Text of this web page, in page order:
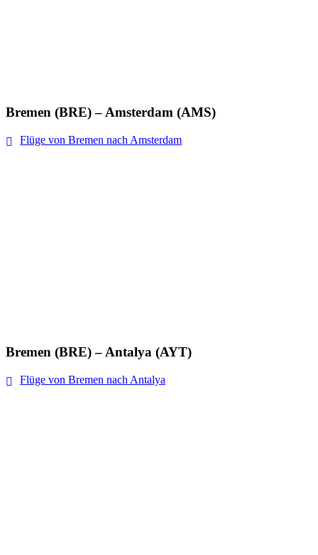
Bremen (BRE) – Amsterdam (AMS)
Flüge von Bremen nach Amsterdam
Bremen (BRE) – Antalya (AYT)
Flüge von Bremen nach Antalya